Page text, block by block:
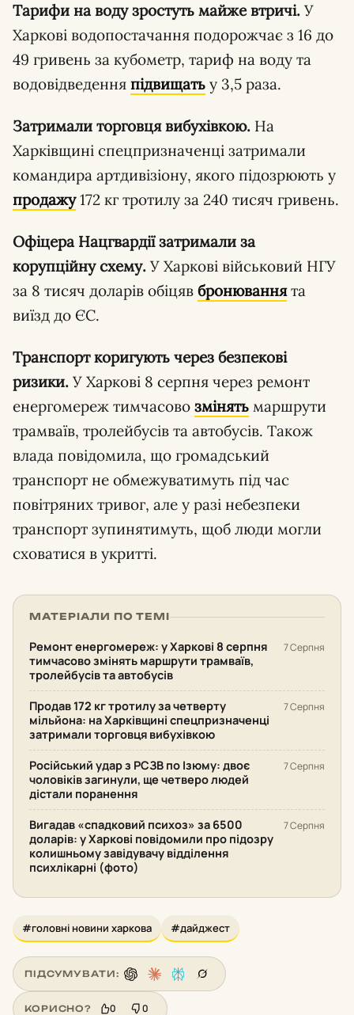
Тарифи на воду зростуть майже втричі. У
Харкові водопостачання подорожчає з 16 до
49 гривень за кубометр, тариф на воду та
водовідведення підвищать у 3,5 раза.
Затримали торговця вибухівкою. На
Харківщині спецпризначенці затримали
командира артдивізіону, якого підозрюють у
продажу172 кг тротилу за 240 тисяч гривень.
Офіцера Нацгвардії затримали за
корупційну схему. У Харкові військовий НГУ
за 8 тисяч доларів обіцяв бронюваннята
виїзд до ЄС.
Транспорт коригують через безпекові
ризики. У Харкові 8 серпня через ремонт
енергомереж тимчасово змінять маршрути
трамваїв, тролейбусів та автобусів. Також
влада повідомила, що громадський
транспорт не обмежуватимуть під час
повітряних тривог, але у разі небезпеки
транспорт зупинятимуть, щоб люди могли
сховатися в укритті.
МАТЕРІАЛИ ПО ТЕМІ
Ремонт енергомереж: у Харкові 8 серпня
тимчасово змінять маршрути трамваїв,
тролейбусів та автобусів
7 Серпня
Продав 172 кг тротилу за четверту
мільйона: на Харківщині спецпризначенці
затримали торговця вибухівкою
7 Серпня
Російський удар з РСЗВ по Ізюму: двоє
чоловіків загинули, ще четверо людей
дістали поранення
7 Серпня
Вигадав «спадковий психоз» за 6500
доларів: у Харкові повідомили про підозру
колишньому завідувачу відділення
психлікарні (фото)
7 Серпня
#головні новини харкова #дайджест
ПІДСУМУВАТИ:
КОРИСНО? 0 0